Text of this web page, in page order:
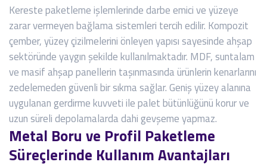
Kereste paketleme işlemlerinde darbe emici ve yüzeye
zarar vermeyen bağlama sistemleri tercih edilir. Kompozit
çember, yüzey çizilmelerini önleyen yapısı sayesinde ahşap
sektöründe yaygın şekilde kullanılmaktadır. MDF, suntalam
ve masif ahşap panellerin taşınmasında ürünlerin kenarlarını
zedelemeden güvenli bir sıkma sağlar. Geniş yüzey alanına
uygulanan gerdirme kuvveti ile palet bütünlüğünü korur ve
uzun süreli depolamalarda dahi gevşeme yapmaz.
Metal Boru ve Profil Paketleme
Süreçlerinde Kullanım Avantajları